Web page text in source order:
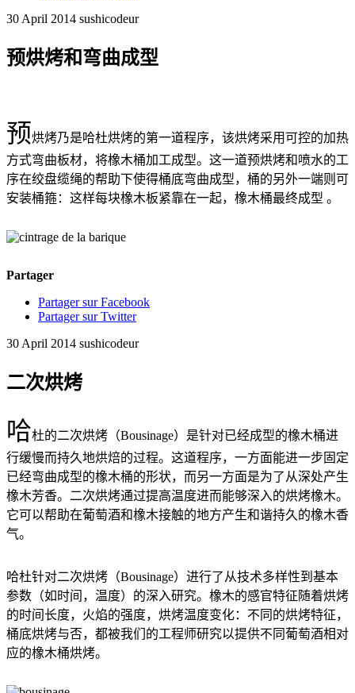
30 April 2014 sushicodeur
预烘烤和弯曲成型
预烘烤乃是哈杜烘烤的第一道程序，该烘烤采用可控的加热
方式弯曲板材，将橡木桶加工成型。这一道预烘烤和喷水的工
序在绞盘缆绳的帮助下使得桶底弯曲成型，桶的另外一端则可
安装桶箍：这样每块橡木板紧靠在一起，橡木桶最终成型 。
Partager
Partager sur Facebook
Partager sur Twitter
30 April 2014 sushicodeur
二次烘烤
哈杜的二次烘烤（Bousinage）是针对已经成型的橡木桶进
行缓慢而持久地烘焙的过程。这道程序，一方面能进一步固定
已经弯曲成型的橡木桶的形状，而另一方面是为了从深处产生
橡木芳香。二次烘烤通过提高温度进而能够深入的烘烤橡木。
它可以帮助在葡萄酒和橡木接触的地方产生和谐持久的橡木香
气。
哈杜针对二次烘烤（Bousinage）进行了从技术多样性到基本
参数（如时间，温度）的深入研究。橡木的感官特征随着烘烤
的时间长度，火焰的强度，烘烤温度变化：不同的烘烤特征，
桶底烘烤与否，都被我们的工程师研究以提供不同葡萄酒相对
应的橡木桶烘烤。